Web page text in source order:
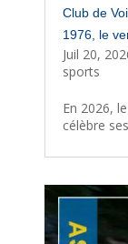
Club de
1976, le
Juil 20,
sports
En 2026,
célèbre